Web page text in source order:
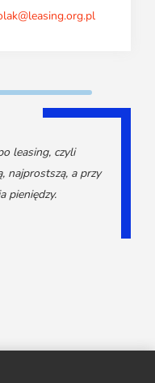
leasing, czyli
najprostszą, a przy
pieniędzy.